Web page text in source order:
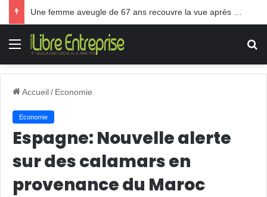
Menu
Accueil/ Economie
Economie
Espagne: Nouvelle alerte
sur des calamars en
provenance du Maroc